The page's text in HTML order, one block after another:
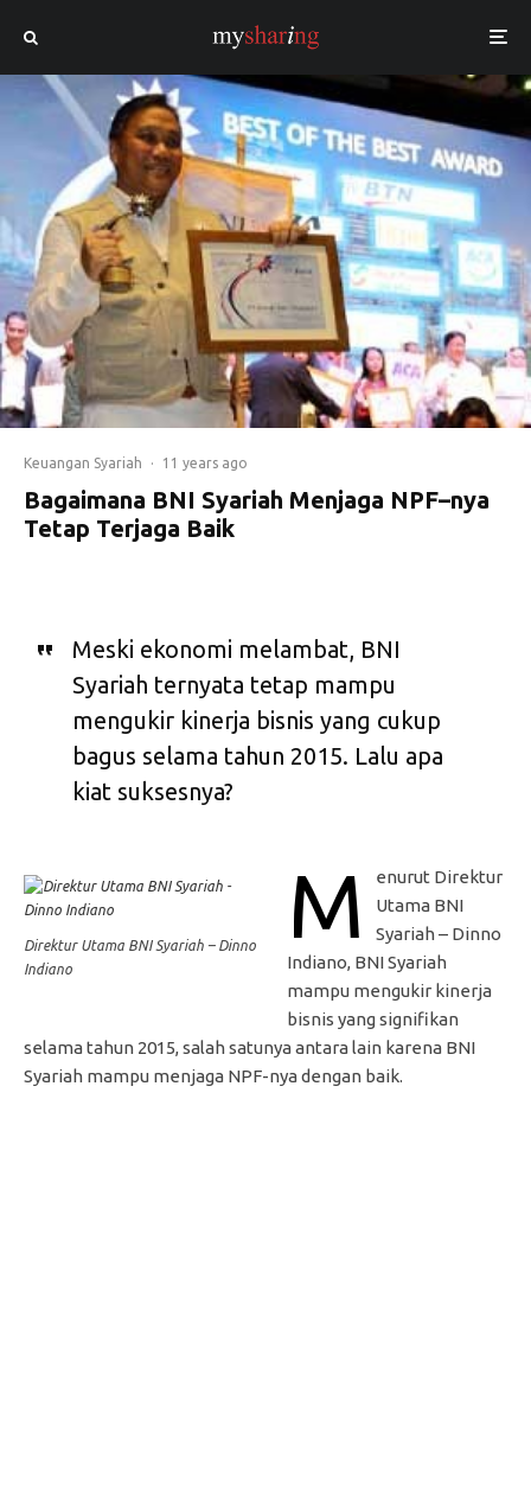
Keuangan Syariah · 11 years ago
Bagaimana BNI Syariah Menjaga NPF–nya
Tetap Terjaga Baik
Meski ekonomi melambat, BNI
Syariah ternyata tetap mampu
mengukir kinerja bisnis yang cukup
bagus selama tahun 2015. Lalu apa
kiat suksesnya?
Direktur Utama BNI Syariah – Dinno
Indiano
M
enurut Direktur
Utama BNI
Syariah – Dinno
Indiano, BNI Syariah
mampu mengukir kinerja
bisnis yang signifikan
selama tahun 2015, salah satunya antara lain karena BNI
Syariah mampu menjaga NPF-nya dengan baik.